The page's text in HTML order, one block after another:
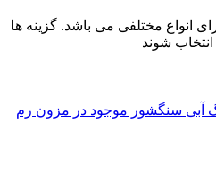
انواع مختلفی می باشد. گزینه ها
شوند